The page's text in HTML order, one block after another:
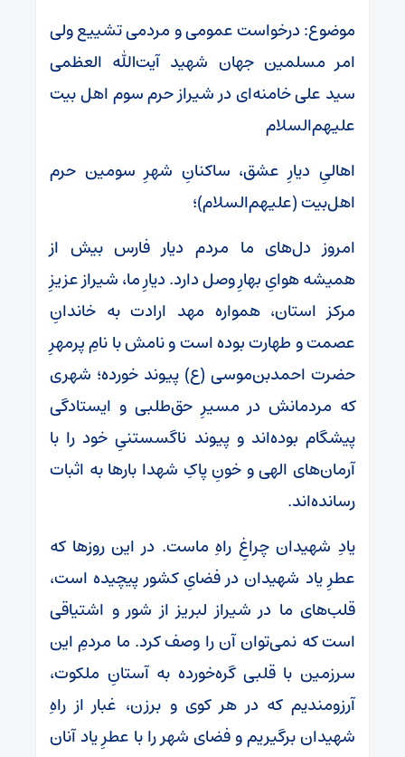
موضوع: درخواست عمومی و مردمی تشییع ولی
امر مسلمین جهان شهید آیت‌الله العظمی
سید علی خامنه‌ای در شیراز حرم سوم اهل بیت
علیهم‌السلام
اهالیِ دیارِ عشق، ساکنانِ شهرِ سومین حرم
اهل‌بیت (علیهم‌السلام)؛
امروز دل‌های ما مردم دیار فارس بیش از
همیشه هوایِ بهارِ وصل دارد. دیارِ ما، شیراز عزیزِ
مرکز استان، همواره مهد ارادت به خاندانِ
عصمت و طهارت بوده است و نامش با نامِ پرمهرِ
حضرت احمدبن‌موسی (ع) پیوند خورده؛ شهری
که مردمانش در مسیرِ حق‌طلبی و ایستادگی
پیشگام بوده‌اند و پیوند ناگسستنیِ خود را با
آرمان‌های الهی و خونِ پاکِ شهدا بارها به اثبات
رسانده‌اند.
یادِ شهیدان چراغِ راهِ ماست. در این روزها که
عطرِ یاد شهیدان در فضایِ کشور پیچیده است،
قلب‌های ما در شیراز لبریز از شور و اشتیاقی
است که نمی‌توان آن را وصف کرد. ما مردمِ این
سرزمین با قلبی گره‌خورده به آستانِ ملکوت،
آرزومندیم که در هر کوی و برزن، غبار از راهِ
شهیدان برگیریم و فضای شهر را با عطرِ یاد آنان